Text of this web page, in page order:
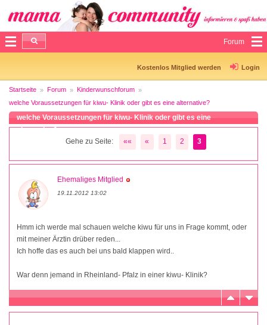
Forum
Kostenlos Mitglied werden Login
Startseite Forum
Kinderwunschforum
welche Voraussetzungen für kiwu- Klinik oder gibt es eine alternative?
welche Voraussetzungen für kiwu- Klinik oder gibt es eine
alternative?
Gehe zu Seite:
«« « 1 2 3
Ehemaliges Mitglied
19.11.2012 13:02
Hmm ich werde mal schauen welche kiwu für uns in Frage kommt, oder
mit meiner Ärztin drüber reden...
Ich hoffe das es auch bei uns bald klappen wird..
War denn jemand in Rheinland- Pfalz in einer kiwu- Klinik?